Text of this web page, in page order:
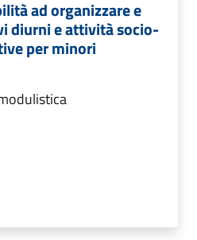
ad organizzare e
diurni e attività socio-
per minori